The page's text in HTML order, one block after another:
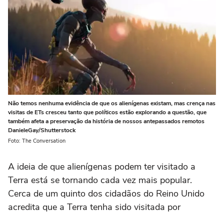
Não temos nenhuma evidência de que os alienígenas existam, mas crença nas
visitas de ETs cresceu tanto que políticos estão explorando a questão, que
também afeta a preservação da história de nossos antepassados remotos
DanieleGay/Shutterstock
Foto: The Conversation
A ideia de que alienígenas podem ter visitado a
Terra está se tornando cada vez mais popular.
Cerca de um quinto dos cidadãos do Reino Unido
acredita que a Terra tenha sido visitada por